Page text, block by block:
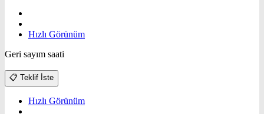
Hızlı Görünüm
Geri sayım saati
📋 Teklif İste
Hızlı Görünüm